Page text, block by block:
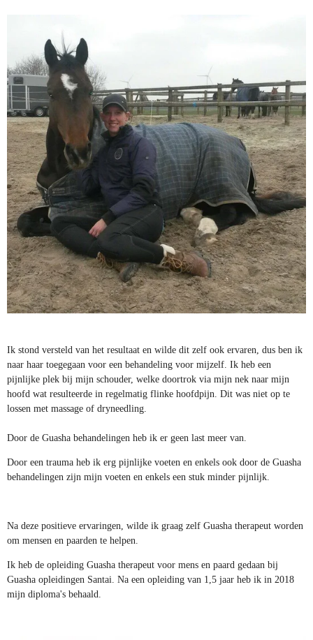
Ik stond versteld van het resultaat en wilde dit zelf ook ervaren, dus ben ik
naar haar toegegaan voor een behandeling voor mijzelf. Ik heb een
pijnlijke plek bij mijn schouder, welke doortrok via mijn nek naar mijn
hoofd wat resulteerde in regelmatig flinke hoofdpijn. Dit was niet op te
lossen met massage of dryneedling.
Door de Guasha behandelingen heb ik er geen last meer van.
Door een trauma heb ik erg pijnlijke voeten en enkels ook door de Guasha
behandelingen zijn mijn voeten en enkels een stuk minder pijnlijk.
Na deze positieve ervaringen, wilde ik graag zelf Guasha therapeut worden
om mensen en paarden te helpen.
Ik heb de opleiding Guasha therapeut voor mens en paard gedaan bij
Guasha opleidingen Santai. Na een opleiding van 1,5 jaar heb ik in 2018
mijn diploma's behaald.